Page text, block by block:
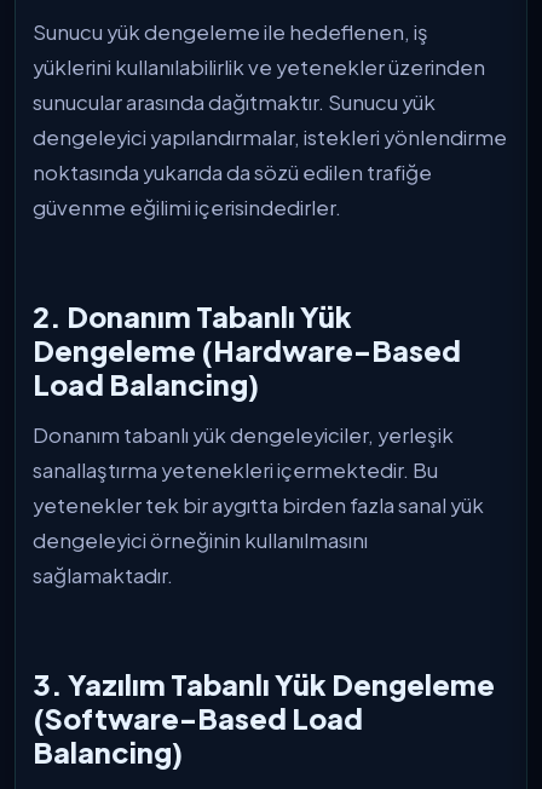
Sunucu yük dengeleme ile hedeflenen, iş
yüklerini kullanılabilirlik ve yetenekler üzerinden
sunucular arasında dağıtmaktır. Sunucu yük
dengeleyici yapılandırmalar, istekleri yönlendirme
noktasında yukarıda da sözü edilen trafiğe
güvenme eğilimi içerisindedirler.
2. Donanım Tabanlı Yük
Dengeleme (Hardware-Based
Load Balancing)
Donanım tabanlı yük dengeleyiciler, yerleşik
sanallaştırma yetenekleri içermektedir. Bu
yetenekler tek bir aygıtta birden fazla sanal yük
dengeleyici örneğinin kullanılmasını
sağlamaktadır.
3. Yazılım Tabanlı Yük Dengeleme
(Software-Based Load
Balancing)